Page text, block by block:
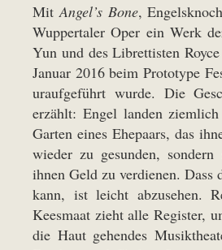
MitAngel’s Bone,
Wuppertaler Oper ein Werk
Yun und des Librettisten
Januar 2016 beim Prototype
uraufgeführt wurde. Die
erzählt: Engel landen
Garten eines Ehepaars, das
wieder zu gesunden,
ihnen Geld zu verdienen. Dass
kann, ist leicht abzusehen.
Keesmaat zieht alle Register,
die Haut gehendes